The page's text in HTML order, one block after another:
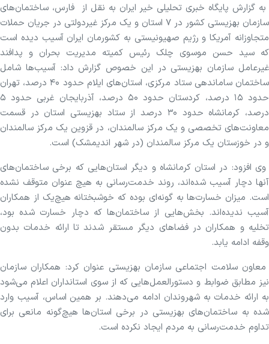
به گزارش پایگاه خبری تحلیلی خیر ایران به نقل از فارس، ساختمان‌های
سازمان بهزیستی کشور در ۷ استان و یک مرکز غیردولتی در جریان حملات
متجاوزانه آمریکا و رژیم صهیونیستی به کشورمان ایران آسیب دیده است
که سید حسن موسوی چلک رئیس کمیته مدیریت بحران و پدافند
غیرعامل سازمان بهزیستی در این خصوص گزارش داد: آسیب‌ها شامل
ساختمان ساماندهی ستاد مرکزی، استان‌های ایلام حدود ۴۰ درصد، تهران
حدود ۱۵ درصد، کردستان حدود ۵۰ درصد، آذربایجان غربی حدود ۵
درصد، کرمانشاه حدود ۳۰ درصد از ستاد بهزیستی استان در قسمت
معاونت‌های تخصصی و یک مرکز سالمندان، در قزوین یک مرکز سالمندان
و در خوزستان یک مرکز سالمندان (در شهر اندیمشک) است.
وی افزود: در استان کرمانشاه و دیگر استان‌هایی که برخی ساختمان‌های
آنها دچار آسیب شده‌اند، روند خدمت‌رسانی به هیچ عنوان متوقف نشده
است. میزان خسارت‌ها به گونه‌ای بوده که خوشبختانه هیچ‌یک از همکاران
آسیب ندیده‌اند. بخش‌هایی از ساختمان‌ها که دچار خسارت شده بود،
تخلیه و همکاران در فضا‌های دیگر مستقر شدند تا ارائه خدمات بدون
وقفه ادامه یابد.
معاون سلامت اجتماعی سازمان بهزیستی عنوان کرد: همکاران سازمان
نیز مطابق ضوابط و دستورالعمل‌هایی که از سوی استانداران اعلام می‌شود
به ارائه خدمات به شهروندان ادامه می‌دهند. بر همین اساس، آسیب وارد
شده به ساختمان‌های بهزیستی در برخی استان‌ها هیچ‌گونه مانعی برای
تداوم خدمت‌رسانی به مردم ایجاد نکرده است.